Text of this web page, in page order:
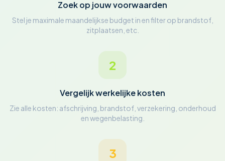
Zoek op jouw voorwaarden
Stel je maximale maandelijkse budget in en filter op brandstof,
zitplaatsen, etc.
2
Vergelijk werkelijke kosten
Zie alle kosten: afschrijving, brandstof, verzekering, onderhoud
en wegenbelasting.
3